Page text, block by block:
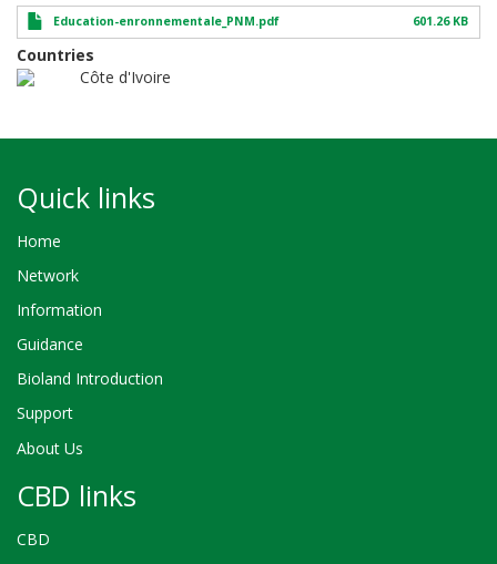
Education-enronnementale_PNM.pdf 601.26 KB
Countries
Côte d'Ivoire
Quick links
Home
Network
Information
Guidance
Bioland Introduction
Support
About Us
CBD links
CBD